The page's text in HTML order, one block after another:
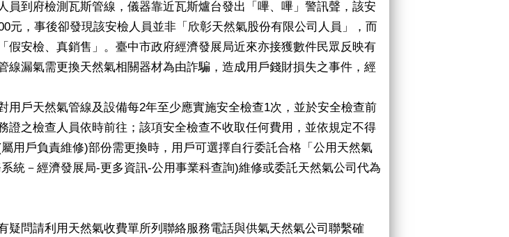
到府檢測瓦斯管線，儀器靠近瓦斯爐台發出「嗶、嗶」警訊聲，該安
元，事後卻發現該安檢人員並非「欣彰天然氣股份有限公司人員」，而
安檢、真銷售」。臺中市政府經濟發展局近來亦接獲數件民眾反映有
漏氣需更換天然氣相關器材為由詐騙，造成用戶錢財損失之事件，經
戶天然氣管線及設備每2年至少應實施安全檢查1次，並於安全檢查前
之檢查人員依時前往；該項安全檢查不收取任何費用，並依規定不得
用戶負責維修)部份需更換時，用戶可選擇自行委託合格「公用天然氣
統－經濟發展局-更多資訊-公用事業科查詢)維修或委託天然氣公司代為
問請利用天然氣收費單所列聯絡服務電話與供氣天然氣公司聯繫確